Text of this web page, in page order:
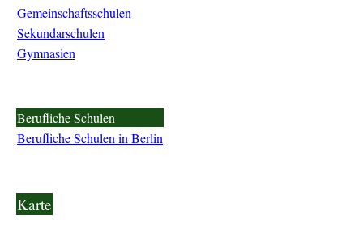
Gemeinschaftsschulen
Sekundarschulen
Gymnasien
Berufliche Schulen
Berufliche Schulen in Berlin
Karte